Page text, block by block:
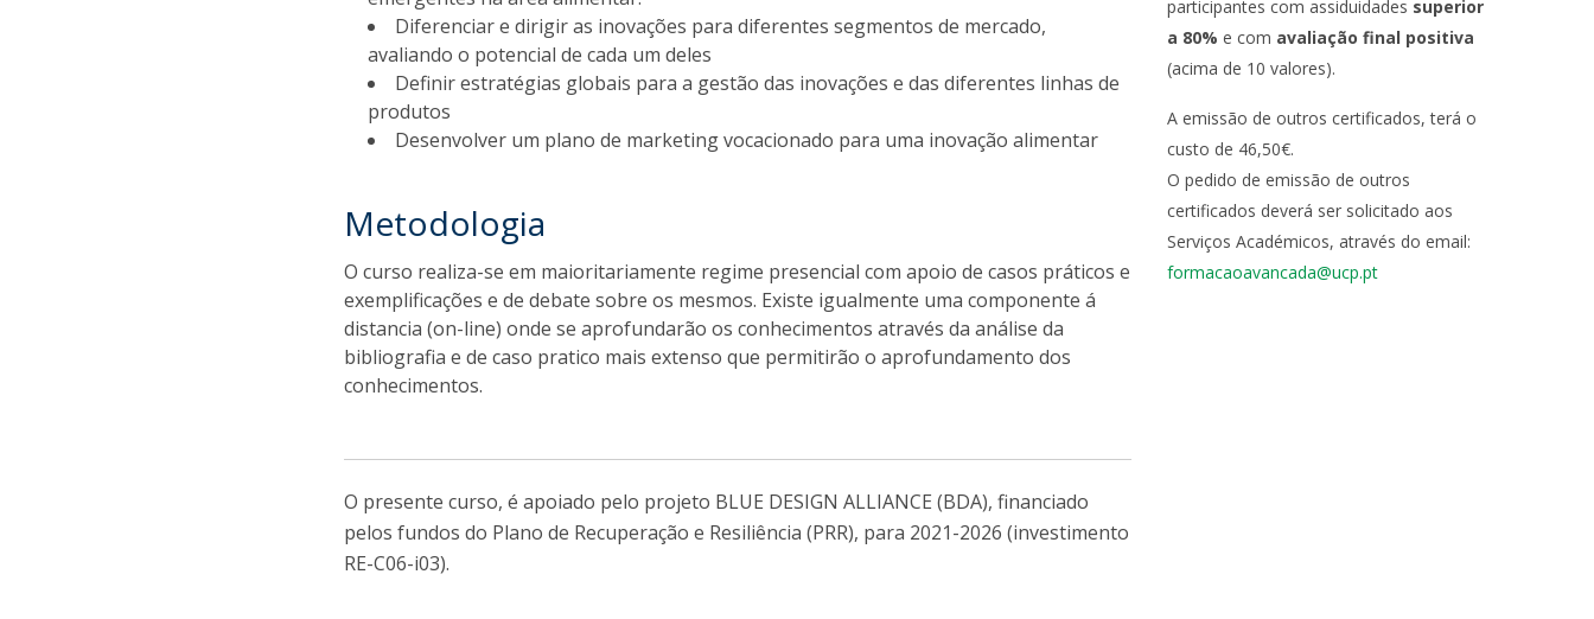
Diferenciar e dirigir as inovações para diferentes segmentos de mercado,
avaliando o potencial de cada um deles
Definir estratégias globais para a gestão das inovações e das diferentes linhas de
produtos
Desenvolver um plano de marketing vocacionado para uma inovação alimentar
Metodologia
O curso realiza-se em maioritariamente regime presencial com apoio de casos práticos e
exemplificações e de debate sobre os mesmos. Existe igualmente uma componente á
distancia (on-line) onde se aprofundarão os conhecimentos através da análise da
bibliografia e de caso pratico mais extenso que permitirão o aprofundamento dos
conhecimentos.
O presente curso, é apoiado pelo projeto BLUE DESIGN ALLIANCE (BDA), financiado
pelos fundos do Plano de Recuperação e Resiliência (PRR), para 2021-2026 (investimento
RE-C06-i03).
participantes com assiduidades superior
a 80% e com avaliação final positiva
(acima de 10 valores).
A emissão de outros certificados, terá o
custo de 46,50€.
O pedido de emissão de outros
certificados deverá ser solicitado aos
Serviços Académicos, através do email:
formacaoavancada@ucp.pt